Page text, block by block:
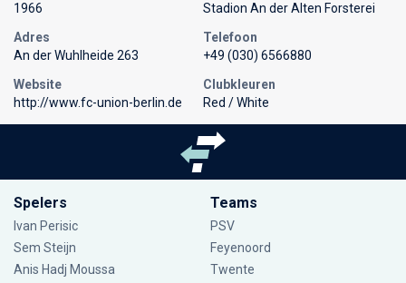
1966
Stadion An der Alten Forsterei
Adres
An der Wuhlheide 263
Telefoon
+49 (030) 6566880
Website
http://www.fc-union-berlin.de
Clubkleuren
Red / White
Spelers
Ivan Perisic
Sem Steijn
Anis Hadj Moussa
Teams
PSV
Feyenoord
Twente